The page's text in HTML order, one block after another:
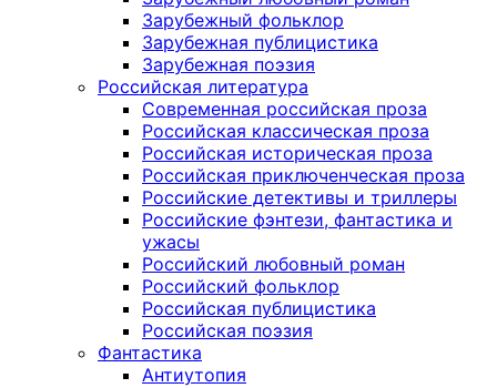
Зарубежный фольклор
Зарубежная публицистика
Зарубежная поэзия
Российская литература
Современная российская проза
Российская классическая проза
Российская историческая проза
Российская приключенческая проза
Российские детективы и триллеры
Российские фэнтези, фантастика и
ужасы
Российский любовный роман
Российский фольклор
Российская публицистика
Российская поэзия
Фантастика
Антиутопия